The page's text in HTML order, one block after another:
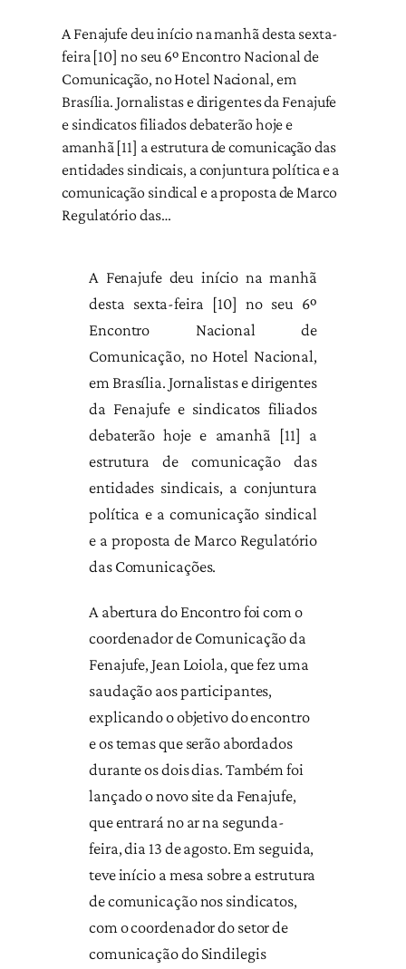
A Fenajufe deu início na manhã desta sexta-
feira [10] no seu 6º Encontro Nacional de
Comunicação, no Hotel Nacional, em
Brasília. Jornalistas e dirigentes da Fenajufe
e sindicatos filiados debaterão hoje e
amanhã [11] a estrutura de comunicação das
entidades sindicais, a conjuntura política e a
comunicação sindical e a proposta de Marco
Regulatório das…
A Fenajufe deu início na manhã
desta sexta-feira [10] no seu 6º
Encontro Nacional de
Comunicação, no Hotel Nacional,
em Brasília. Jornalistas e dirigentes
da Fenajufe e sindicatos filiados
debaterão hoje e amanhã [11] a
estrutura de comunicação das
entidades sindicais, a conjuntura
política e a comunicação sindical
e a proposta de Marco Regulatório
das Comunicações.
A abertura do Encontro foi com o
coordenador de Comunicação da
Fenajufe, Jean Loiola, que fez uma
saudação aos participantes,
explicando o objetivo do encontro
e os temas que serão abordados
durante os dois dias. Também foi
lançado o novo site da Fenajufe,
que entrará no ar na segunda-
feira, dia 13 de agosto. Em seguida,
teve início a mesa sobre a estrutura
de comunicação nos sindicatos,
com o coordenador do setor de
comunicação do Sindilegis